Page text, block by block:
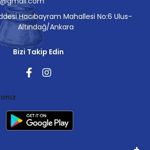
Hacıbayram Mahallesi No:6 Ulus-
Altındağ/Ankara
Bizi Takip Edin